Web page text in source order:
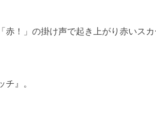
赤！」の掛け声で起き上がり赤いスカ
チ』。